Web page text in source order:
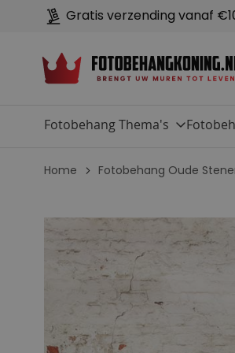
Gratis verzending vanaf
Fotobehang Thema's
Home Fotobehang Oude